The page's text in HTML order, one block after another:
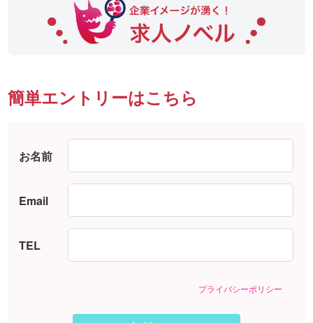
簡単エントリーはこちら
お名前
Email
TEL
プライバシーポリシー